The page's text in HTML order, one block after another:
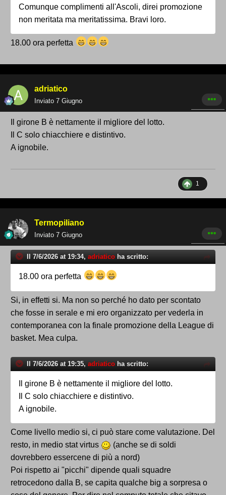
Comunque complimenti all'Ascoli, direi promozione
non meritata ma meritatissima. Bravi loro.
18.00 ora perfetta
adriatico
Inviato 7 Giugno
Il girone B è nettamente il migliore del lotto.
Il C solo chiacchiere e distintivo.
A ignobile.
1
Termopiliano
Inviato 7 Giugno
Il 7/6/2026 at 19:34, adriatico ha scritto:
18.00 ora perfetta
Si, in effetti si. Ma non so perché ho dato per scontato
che fosse in serale e mi ero organizzato per vederla in
contemporanea con la finale promozione della League di
basket. Mea culpa.
Il 7/6/2026 at 19:35, adriatico ha scritto:
Il girone B è nettamente il migliore del lotto.
Il C solo chiacchiere e distintivo.
A ignobile.
Come livello medio si, ci può stare come valutazione. Del
resto, in medio stat virtus
(anche se di soldi
dovrebbero essercene di più a nord)
Poi rispetto ai "picchi" dipende quali squadre
retrocedono dalla B, se capita qualche big a sorpresa o